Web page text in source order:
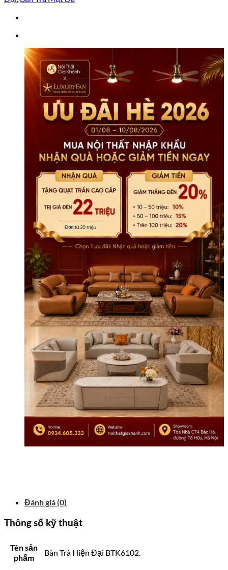
BTK6102
số
Đánh giá (0)
Thông số kỹ thuật
Tên sản
phẩm
Bàn Trà Hiện Đại BTK6102.